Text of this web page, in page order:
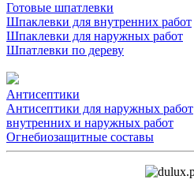
Готовые шпатлевки
Шпаклевки для внутренних работ
Шпаклевки для наружных работ
Шпатлевки по дереву
Антисептики
Антисептики для наружных работ
внутренних и наружных работ
Огнебиозащитные составы